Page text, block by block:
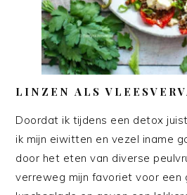
LINZEN ALS
Doordat ik tijdens een detox
ik mijn eiwitten en vezel iname
door het eten van diverse
verreweg mijn favoriet voor een